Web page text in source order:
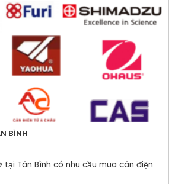
BÌNH
tại Tân Bình có nhu cầu mua cân điện